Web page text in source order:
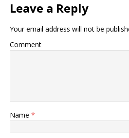
Leave a Reply
Your email address will not be
Comment
Name *